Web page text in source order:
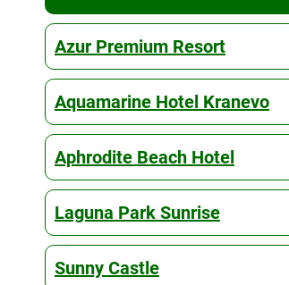
Azur Premium Resort
Aquamarine Hotel Kranevo
Aphrodite Beach Hotel
Laguna Park Sunrise
Sunny Castle